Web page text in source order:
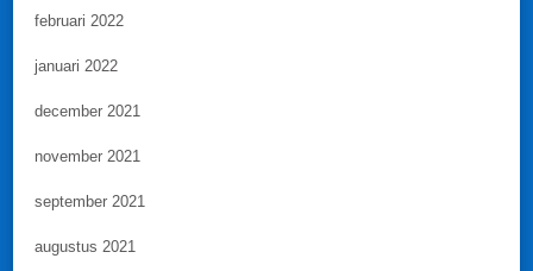
februari 2022
januari 2022
december 2021
november 2021
september 2021
augustus 2021